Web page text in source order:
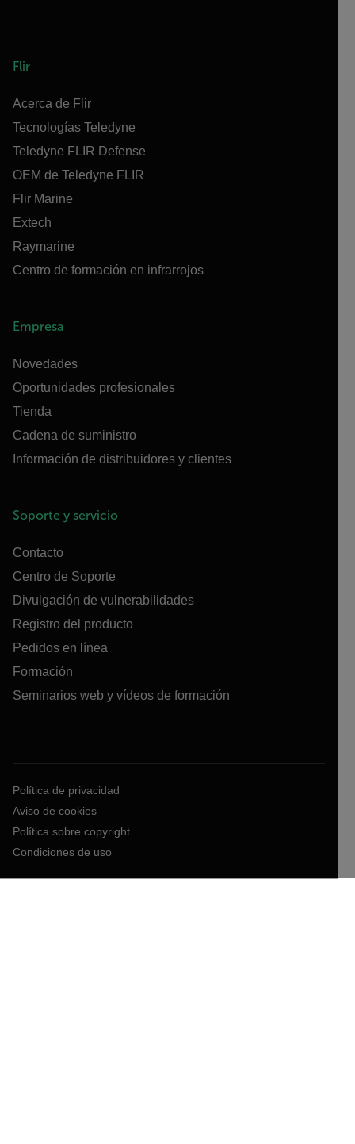
Flir
Acerca de Flir
Tecnologías Teledyne
Teledyne FLIR Defense
OEM de Teledyne FLIR
Flir Marine
Extech
Raymarine
Centro de formación en infrarrojos
Empresa
Novedades
Oportunidades profesionales
Tienda
Cadena de suministro
Información de distribuidores y clientes
Soporte y servicio
Contacto
Centro de Soporte
Divulgación de vulnerabilidades
Registro del producto
Pedidos en línea
Formación
Seminarios web y vídeos de formación
Política de privacidad
Aviso de cookies
Política sobre copyright
Condiciones de uso